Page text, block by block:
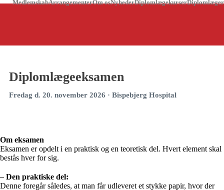
MedlemskabArrangementerOm osNyhederDiplomlægekurserDiplomlæger
Diplomlægeeksamen
Fredag d. 20. november 2026 · Bispebjerg Hospital
Om eksamen
Eksamen er opdelt i en praktisk og en teoretisk del. Hvert element skal
bestås hver for sig.
– Den praktiske del:
Denne foregår således, at man får udleveret et stykke papir, hvor der